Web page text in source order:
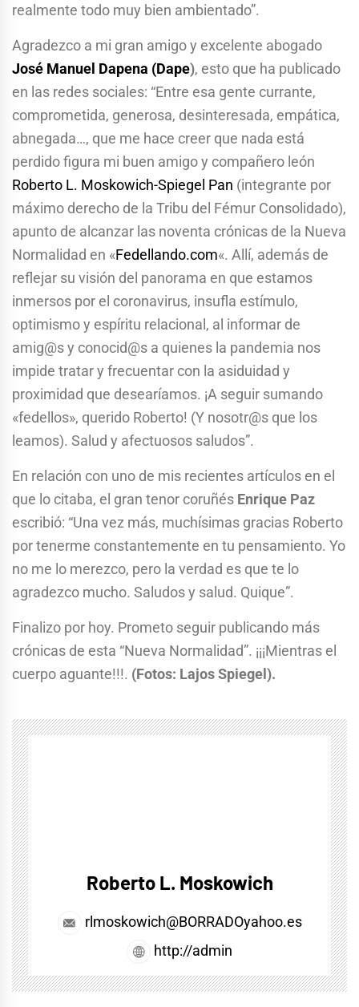
realmente todo muy bien ambientado”.
Agradezco a mi gran amigo y excelente abogado
José Manuel Dapena (Dape), esto que ha publicado
en las redes sociales: “Entre esa gente currante,
comprometida, generosa, desinteresada, empática,
abnegada…, que me hace creer que nada está
perdido figura mi buen amigo y compañero león
Roberto L. Moskowich-Spiegel Pan (integrante por
máximo derecho de la Tribu del Fémur Consolidado),
apunto de alcanzar las noventa crónicas de la Nueva
Normalidad en «Fedellando.com«. Allí, además de
reflejar su visión del panorama en que estamos
inmersos por el coronavirus, insufla estímulo,
optimismo y espíritu relacional, al informar de
amig@s y conocid@s a quienes la pandemia nos
impide tratar y frecuentar con la asiduidad y
proximidad que desearíamos. ¡A seguir sumando
«fedellos», querido Roberto! (Y nosotr@s que los
leamos). Salud y afectuosos saludos”.
En relación con uno de mis recientes artículos en el
que lo citaba, el gran tenor coruñés Enrique Paz
escribió: “Una vez más, muchísimas gracias Roberto
por tenerme constantemente en tu pensamiento. Yo
no me lo merezco, pero la verdad es que te lo
agradezco mucho. Saludos y salud. Quique”.
Finalizo por hoy. Prometo seguir publicando más
crónicas de esta “Nueva Normalidad”. ¡¡¡Mientras el
cuerpo aguante!!!. (Fotos: Lajos Spiegel).
Roberto L. Moskowich
rlmoskowich@BORRADOyahoo.es
http://admin